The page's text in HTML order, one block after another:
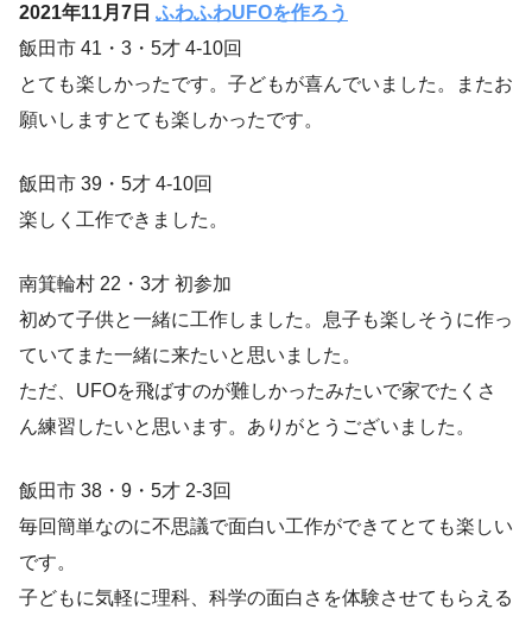
2021年11月7日 ふわふわUFOを作ろう
飯田市 41・3・5才 4-10回
とても楽しかったです。子どもが喜んでいました。またお
願いしますとても楽しかったです。
飯田市 39・5才 4-10回
楽しく工作できました。
南箕輪村 22・3才 初参加
初めて子供と一緒に工作しました。息子も楽しそうに作っ
ていてまた一緒に来たいと思いました。
ただ、UFOを飛ばすのが難しかったみたいで家でたくさ
ん練習したいと思います。ありがとうございました。
飯田市 38・9・5才 2-3回
毎回簡単なのに不思議で面白い工作ができてとても楽しい
です。
子どもに気軽に理科、科学の面白さを体験させてもらえる